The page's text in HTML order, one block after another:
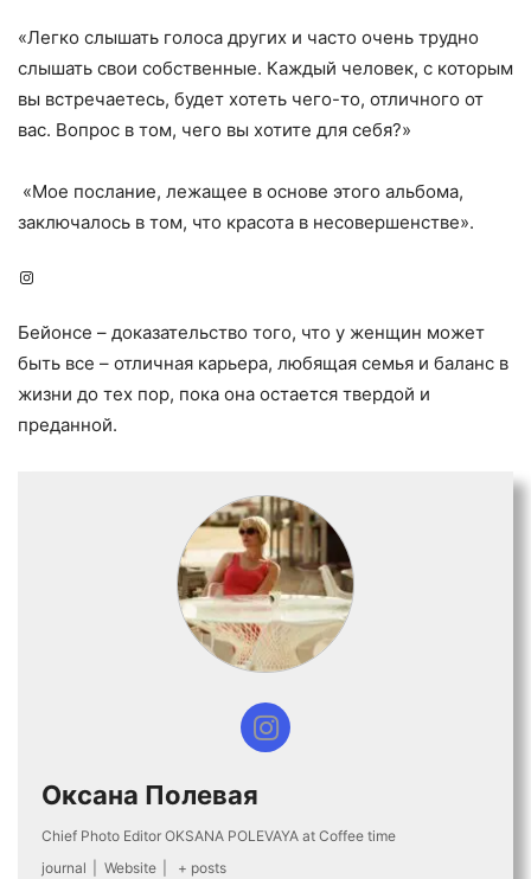
«Легко слышать голоса других и часто очень трудно
слышать свои собственные. Каждый человек, с которым
вы встречаетесь, будет хотеть чего-то, отличного от
вас. Вопрос в том, чего вы хотите для себя?»
«Мое послание, лежащее в основе этого альбома,
заключалось в том, что красота в несовершенстве».
Instagram
Бейонсе – доказательство того, что у женщин может
быть все – отличная карьера, любящая семья и баланс в
жизни до тех пор, пока она остается твердой и
преданной.
Оксана Полевая
Chief Photo Editor OKSANA POLEVAYA at Coffee time
journal
Website + posts